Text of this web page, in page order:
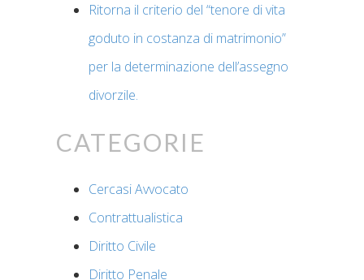
Ritorna il criterio del “tenore di vita
goduto in costanza di matrimonio”
per la determinazione dell’assegno
divorzile.
Categorie
Cercasi Avvocato
Contrattualistica
Diritto Civile
Diritto Penale